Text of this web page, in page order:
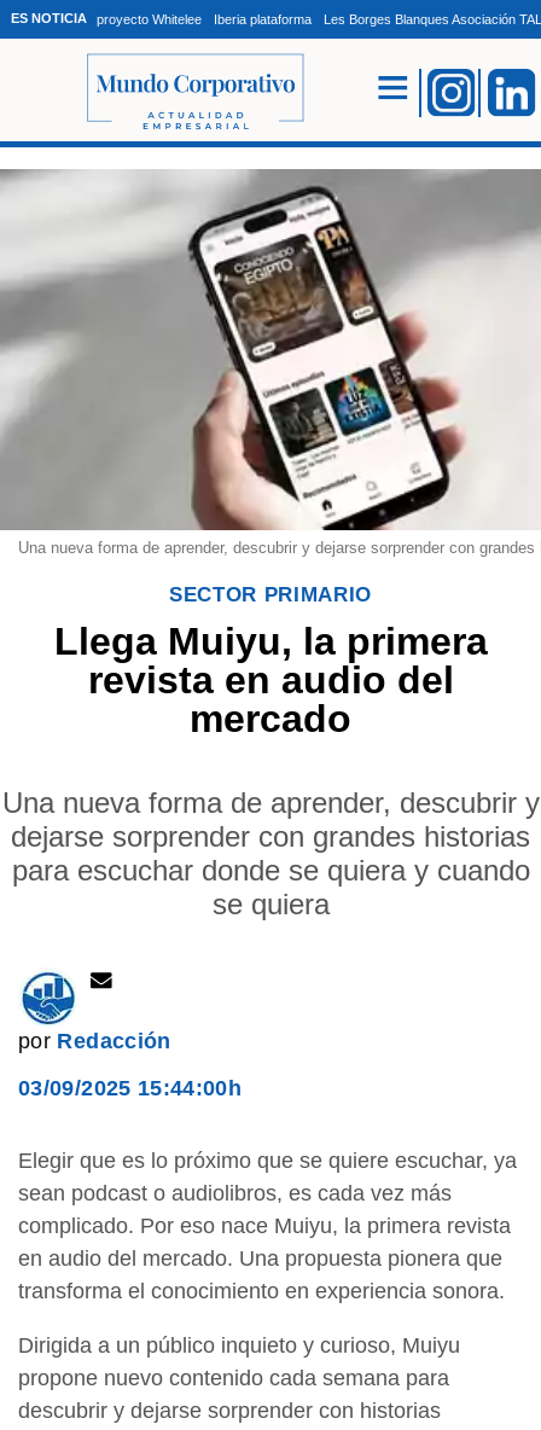
ES NOTICIA proyecto Whitelee Iberia plataforma Les Borges Blanques Asociación
Una nueva forma de aprender, descubrir y dejarse sorprender con
SECTOR PRIMARIO
Llega Muiyu, la primera
revista en audio del
mercado
Una nueva forma de aprender, descubrir y
dejarse sorprender con grandes historias
para escuchar donde se quiera y cuando
se quiera
por Redacción
03/09/2025 15:44:00h
Elegir que es lo próximo que se quiere escuchar, ya
sean podcast o audiolibros, es cada vez más
complicado. Por eso nace Muiyu, la primera revista
en audio del mercado. Una propuesta pionera que
transforma el conocimiento en experiencia sonora.
Dirigida a un público inquieto y curioso, Muiyu
propone nuevo contenido cada semana para
descubrir y dejarse sorprender con historias